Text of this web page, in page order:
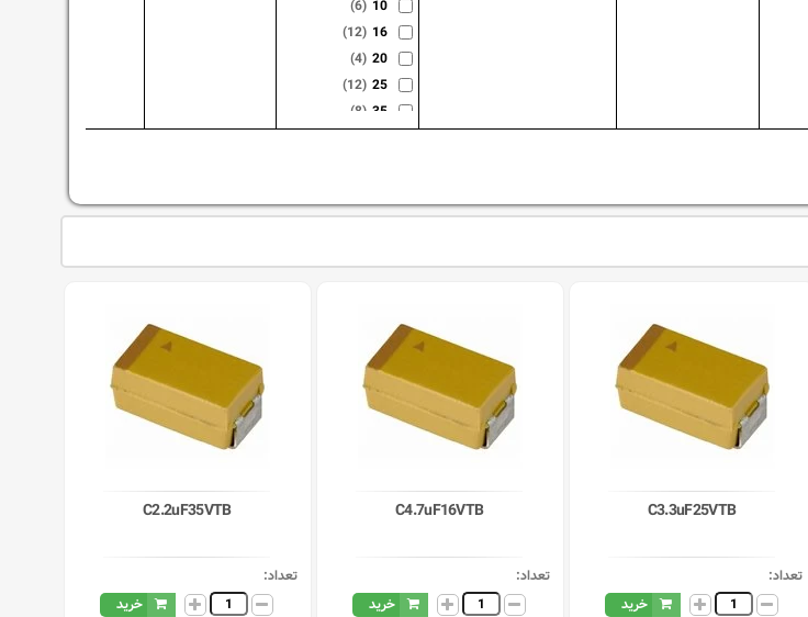
10
(6)
16
(12)
20
(4)
25
(12)
35
(8)
50
(1)
C3.3uF25VTB
تعداد:
خرید
C4.7uF16VTB
تعداد:
خرید
C2.2uF35VTB
تعداد:
خرید